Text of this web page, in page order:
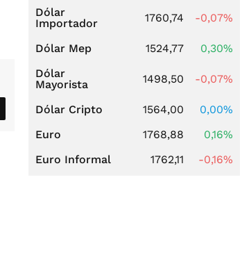
Dólar
Importador
1760,74 -0,07%
Dólar Mep 1524,77
0,30%
Dólar
Mayorista
1498,50 -0,07%
Dólar Cripto 1564,00
0,00%
Euro
1768,88
0,16%
Euro Informal
1762,11 -0,16%